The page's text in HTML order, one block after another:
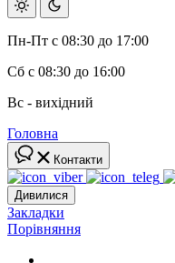
Пн-Пт с 08:30 до 17:00
Сб с 08:30 до 16:00
Вс - вихідний
Головна
Контакти
Дивилися
Закладки
Порівняння